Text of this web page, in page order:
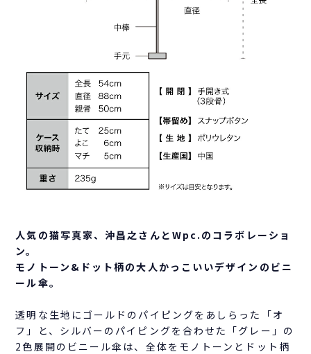
人気の猫写真家、沖昌之さんとWpc.のコラボレーショ
ン。
モノトーン&ドット柄の大人かっこいいデザインのビニ
ール傘。
透明な生地にゴールドのパイピングをあしらった「オ
フ」と、シルバーのパイピングを合わせた「グレー」の
2色展開のビニール傘は、全体をモノトーンとドット柄